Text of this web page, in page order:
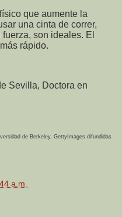
que aumente la
una cinta de correr,
son ideales. El
rápido.
Sevilla, Doctora en
de Berkeley, GettyImages difundidas
a.m.